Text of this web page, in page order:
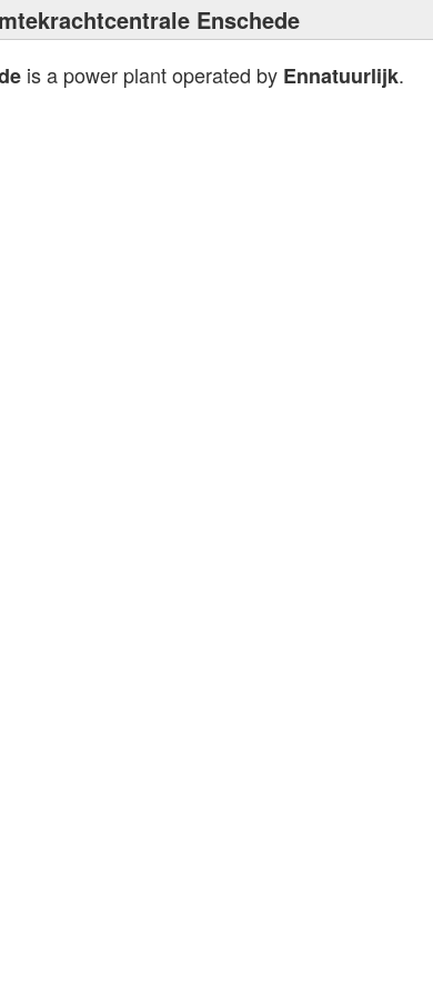
Enschede
is a power plant operated by Ennatuurlijk.